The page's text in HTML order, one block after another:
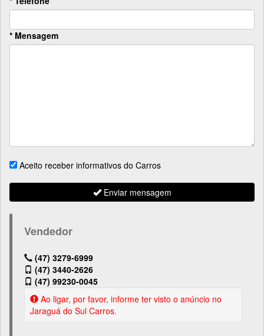
* Mensagem
Aceito receber informativos do Carros
Enviar mensagem
Vendedor
(47) 3279-6999
(47) 3440-2626
(47) 99230-0045
Ao ligar, por favor, informe ter visto o anúncio no
Jaraguá do Sul Carros.